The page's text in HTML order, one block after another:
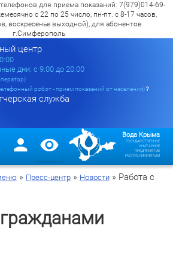
для приема показаний: 7(979)014-69-
с 22 по 25 число, пн-пт. с 8-17 часов,
воскресенье выходной), для абонентов
г.Симферополь
центр
дни: с 9:00 до 20:00
робот - прием показаний от населения)?
служба
Вода Крыма
ГОСУДАРСТВЕННОЕ
УНИТАРНОЕ
ПРЕДПРИЯТИЕ
РЕСПУБЛИКИ КРЫМ
» Пресс-центр» Новости» Работа с